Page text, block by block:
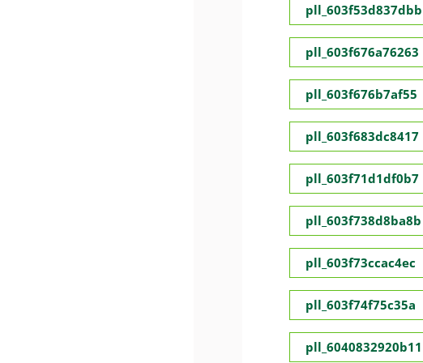
pll_603f53d837dbb
pll_603f676a76263
pll_603f676b7af55
pll_603f683dc8417
pll_603f71d1df0b7
pll_603f738d8ba8b
pll_603f73ccac4ec
pll_603f74f75c35a
pll_6040832920b11